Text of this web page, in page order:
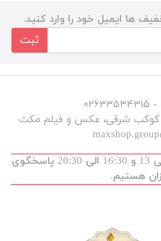
ها ایمیل خود را وارد کنید.
ثبت
شنبه تا پنجشنبه از ساعت 9 الی 13 و 16:30 الی 20:30 پاسخگوی
هستیم.